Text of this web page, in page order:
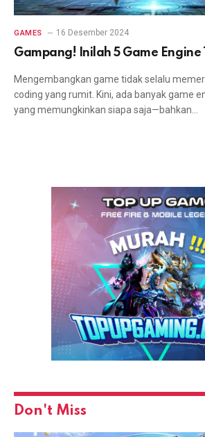
GAMES 16 Desember 2024
Gampang! Inilah 5 Game Engine
Mengembangkan game tidak selalu
coding yang rumit. Kini, ada banyak game
yang memungkinkan siapa saja—bahkan…
Don't Miss